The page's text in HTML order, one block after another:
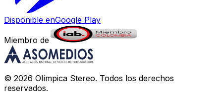
Disponible enGoogle Play
Miembro de
© 2026 Olímpica Stereo. Todos los derechos
reservados.